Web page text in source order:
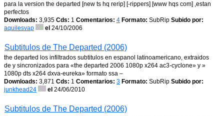
para la version the departed [new ts hq rerip] [-rippers] [www hqs com] ,estan
perfectos
Downloads: 3,935 Cds: 1 Comentarios: 4 Formato: SubRip Subido por:
aquilesvap
el 24/10/2006
Subtitulos de The Departed (2006)
the departed los infiltrados subtitulos en espanol latinoamericano, extraidos
de y sincronizados para «the departed 2006 1080p x264 ac3-cyclone» y »
1080p dts x264 dxva-eureka» formato ssa –
Downloads: 3,871 Cds: 1 Comentarios: 3 Formato: SubRip Subido por:
junkhead24
el 24/06/2010
Subtitulos de The Departed (2006)